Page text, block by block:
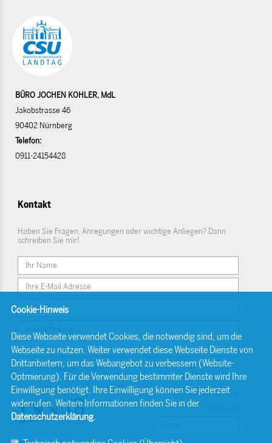
BÜRO JOCHEN KOHLER, MdL
Jakobstrasse 46
90402 Nürnberg
Telefon:
0911-24154428
Kontakt
Haben Sie Fragen, Anregungen oder wichtige Anliegen? Dann
schreiben Sie mir!
Einwilligungserklärung
Bitte geben Sie den
Cookie-Hinweis
Diese Webseite verwendet Cookies, die notwendig sind, um die
Webseite zu nutzen. Weiter verwendet diese Webseite Dienste von
Drittanbietern, um das Webangebot zu verbessern (Website-
Optmierung). Für die Verwendung bestimmter Dienste wird Ihre
Einwilligung benötigt. Ihre Einwilligung können Sie jederzeit
widerrufen. Weitere Informationen finden Sie in der
Datenschutzerklärung.